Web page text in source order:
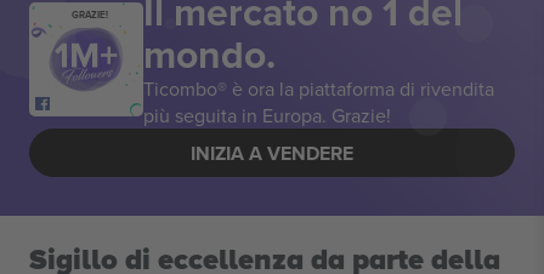
GRAZIE! Il mercato no 1 del
mondo.
Ticombo® è ora la piattaforma di rivendita
più seguita in Europa. Grazie!
INIZIA A VENDERE
Sigillo di eccellenza da parte della